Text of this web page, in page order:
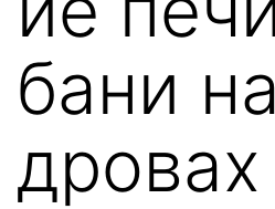
бани на
дровах